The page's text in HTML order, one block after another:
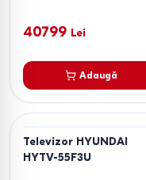
40799 Lei
Adaugă
Televizor HYUNDAI
HYTV-55F3U